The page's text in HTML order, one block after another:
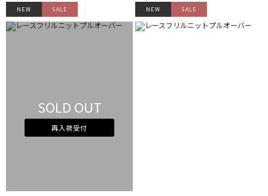
NEW SALE
SOLD OUT
再入荷受付
NEW SALE